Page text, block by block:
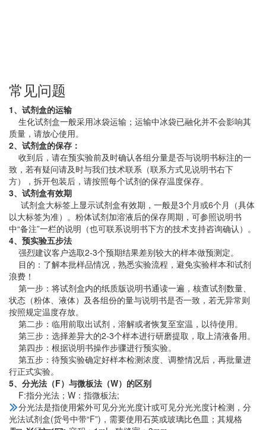
常见问题
1、试剂盒的运输
生化试剂盒一般采用冰袋运输；运输中冰袋已融化并不会影响其
质量，请放心使用。
2、试剂盒的保存：
收到后，请在预实验前及时确认各组分量是否与说明书标注的一
致，若有疑问请及时与我们技术联系（联系方式见说明书右下
方），拆开包装后，请按照每个试剂的保存温度保存。
3、试剂盒有效期
试剂盒大标签上显示试剂盒有效期，一般是3个月或6个月（具体
以大标签为准）。粉体试剂加溶液后的保存周期，可参照说明书
中“备注”一栏的说明（也可联系说明书下方的技术支持咨询确认）。
4、预实验五步法
强烈建议客户选取2-3个预期结果差别较大的样本做预测定。
目的：了解本批样品情况，熟悉实验流程，避免实验样本和试剂
浪费！
第一步：将试剂盒内的纸质版说明书通读一遍，核查试剂数量、
状态（粉体、液体）及各组份的量与说明书是否一致，若无异常则
按照规定温度存放。
第二步：临用前取出试剂，溶解或者恢复至室温，以待使用。
第三步：选择差异大的2-3个样本进行研磨提取，取上清液备用。
第四步：根据说明书操作步骤进行预实验。
第五步：待预实验确定好样本检测浓度、调整情况后，再批量进
行正式实验。
5、分光法（F）与微板法（W）的区别
F:指分光法；W：指微板法;
分光法是指使用紫外可见分光光度计或可见分光光度计检测，分
光法试剂盒(货号中带“F”)，需要使用石英或玻璃比色皿；其规格